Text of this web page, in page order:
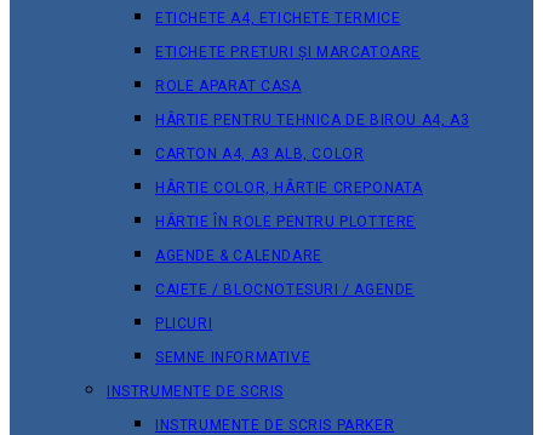
ETICHETE A4, ETICHETE TERMICE
ETICHETE PRETURI ȘI MARCATOARE
ROLE APARAT CASA
HÂRTIE PENTRU TEHNICA DE BIROU A4, A3
CARTON A4, A3 ALB, COLOR
HÂRTIE COLOR, HÂRTIE CREPONATA
HÂRTIE ÎN ROLE PENTRU PLOTTERE
AGENDE & CALENDARE
CAIETE / BLOCNOTESURI / AGENDE
PLICURI
SEMNE INFORMATIVE
INSTRUMENTE DE SCRIS
INSTRUMENTE DE SCRIS PARKER